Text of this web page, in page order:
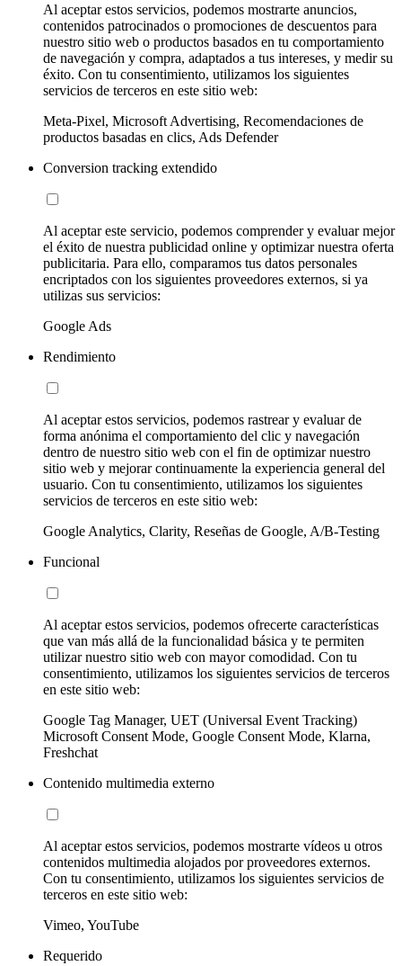
Al aceptar estos servicios, podemos mostrarte anuncios,
contenidos patrocinados o promociones de descuentos para
nuestro sitio web o productos basados en tu comportamiento
de navegación y compra, adaptados a tus intereses, y medir su
éxito. Con tu consentimiento, utilizamos los siguientes
servicios de terceros en este sitio web:
Meta-Pixel, Microsoft Advertising, Recomendaciones de
productos basadas en clics, Ads Defender
Conversion tracking extendido
Al aceptar este servicio, podemos comprender y evaluar mejor
el éxito de nuestra publicidad online y optimizar nuestra oferta
publicitaria. Para ello, comparamos tus datos personales
encriptados con los siguientes proveedores externos, si ya
utilizas sus servicios:
Google Ads
Rendimiento
Al aceptar estos servicios, podemos rastrear y evaluar de
forma anónima el comportamiento del clic y navegación
dentro de nuestro sitio web con el fin de optimizar nuestro
sitio web y mejorar continuamente la experiencia general del
usuario. Con tu consentimiento, utilizamos los siguientes
servicios de terceros en este sitio web:
Google Analytics, Clarity, Reseñas de Google, A/B-Testing
Funcional
Al aceptar estos servicios, podemos ofrecerte características
que van más allá de la funcionalidad básica y te permiten
utilizar nuestro sitio web con mayor comodidad. Con tu
consentimiento, utilizamos los siguientes servicios de terceros
en este sitio web:
Google Tag Manager, UET (Universal Event Tracking)
Microsoft Consent Mode, Google Consent Mode, Klarna,
Freshchat
Contenido multimedia externo
Al aceptar estos servicios, podemos mostrarte vídeos u otros
contenidos multimedia alojados por proveedores externos.
Con tu consentimiento, utilizamos los siguientes servicios de
terceros en este sitio web:
Vimeo, YouTube
Requerido